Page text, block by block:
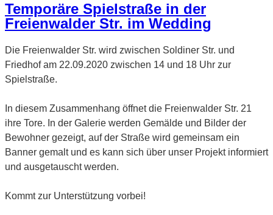
Temporäre Spielstraße in der
Freienwalder Str. im Wedding
Die Freienwalder Str. wird zwischen Soldiner Str. und
Friedhof am 22.09.2020 zwischen 14 und 18 Uhr zur
Spielstraße.
In diesem Zusammenhang öffnet die Freienwalder Str. 21
ihre Tore. In der Galerie werden Gemälde und Bilder der
Bewohner gezeigt, auf der Straße wird gemeinsam ein
Banner gemalt und es kann sich über unser Projekt informiert
und ausgetauscht werden.
Kommt zur Unterstützung vorbei!